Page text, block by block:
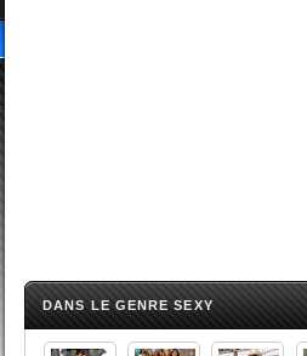
DANS LE GENRE SEXY